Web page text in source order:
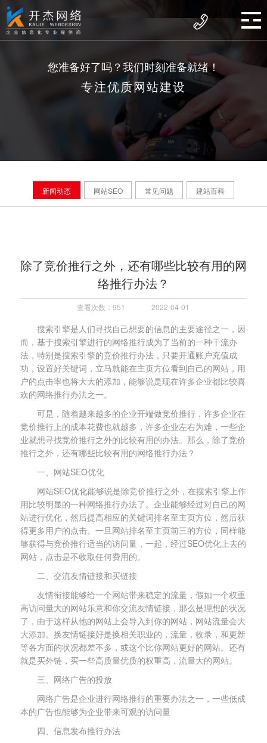
您准备好了吗？我们时刻准备就绪！
专注优质网站建设
新闻动态 网站SEO 常见问题 建站百科
除了竞价推行之外，还有哪些比较有用的网
络推行办法？
查看次数：951 2022-04-01
搜索引擎是人们寻找自己想要的信息的主要途径之一，因
而，基于搜索引擎进行的网络推行成为了当前的一种干流办
法，特别是搜索引擎的竞价推行办法，只要开通账户充值成
功，设置好关键词，立马就能在主页方位看到自己的网站，用
户的点击率也将大大的添加，能够说是现在许多企业都比较喜
欢的网络推行办法之一。
可是，随着越来越多的企业开端做竞价推行，许多企业在
竞价推行上的成本花费也就越多，许多企业左右为难，一些企
业就想寻找竞价推行之外的比较有用的办法。那么，除了竞价
推行之外，还有哪些比较有用的网络推行办法？
一、网站SEO优化
网站SEO优化能够说是除竞价推行之外，在搜索引擎上作
用比较明显的一种网络推行办法了。企业能够经过对自己的网
站进行优化，然后提高相应的关键词排名至主页方位，然后获
得更多用户的点击。一旦网站排名至主页前三的方位，同样能
够获得与竞价推行适当的访问量，一起，经过SEO优化上去的
网站，点击是不收取任何费用的。
二、交流友情链接和买链接
友情衔接能够给一个网站带来稳定的流量，假如一个权重
高访问量大的网站乐意和你交流友情链接，那么是理想的状况
了，由于这样从他的网站上会导入到你的网站，网站流量会大
大添加。换友情链接好是换相关职业的，流量，收录，和更新
等各方面的状况都差不多，或这个比你网站更好的网站。还有
就是买外链，买一些高质量优质的权重高，流量大的网站。
三、网络广告的投放
网络广告是企业进行网络推行的重要办法之一，一些低成
本的广告也能够为企业带来可观的访问量
四、信息发布推行办法